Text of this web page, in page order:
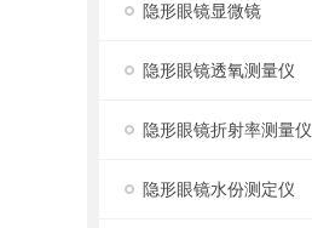
隐形眼镜显微镜
隐形眼镜透氧测量仪
隐形眼镜折射率测量仪
隐形眼镜水份测定仪